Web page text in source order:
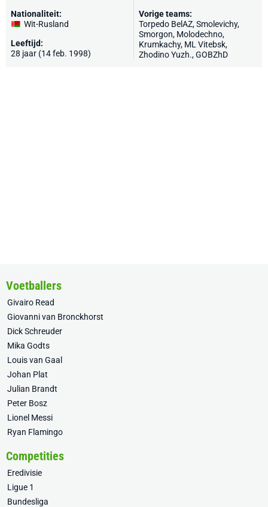
Nationaliteit:
Wit-Rusland
Leeftijd:
28 jaar (14 feb. 1998)
Vorige teams:
Torpedo BelAZ, Smolevichy,
Smorgon, Molodechno,
Krumkachy, ML Vitebsk,
Zhodino Yuzh., GOBZhD
Voetballers
Givairo Read
Giovanni van Bronckhorst
Dick Schreuder
Mika Godts
Louis van Gaal
Johan Plat
Julian Brandt
Peter Bosz
Lionel Messi
Ryan Flamingo
Competities
Eredivisie
Ligue 1
Bundesliga